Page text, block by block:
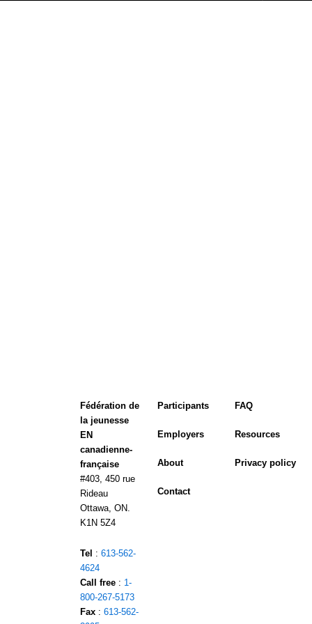
Fédération de
la jeunesse
EN
canadienne-
française
#403, 450 rue
Rideau
Ottawa, ON.
K1N 5Z4
Tel :613-562-
4624
Call free : 1-
800-267-5173
Fax :613-562-
Participants
Employers
About
Contact
FAQ
Resources
Privacy policy